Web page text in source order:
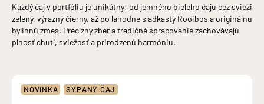
Každý čaj v portfóliu je unikátny: od jemného bieleho čaju cez svieži
zelený, výrazný čierny, až po lahodne sladkastý Rooibos a originálnu
bylinnú zmes. Precízny zber a tradičné spracovanie zachovávajú
plnosť chutí, sviežosť a prirodzenú harmóniu.
NOVINKA SYPANÝ ČAJ